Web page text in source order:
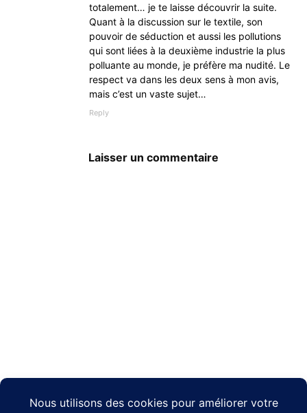
totalement… je te laisse découvrir la suite.
Quant à la discussion sur le textile, son
pouvoir de séduction et aussi les pollutions
qui sont liées à la deuxième industrie la plus
polluante au monde, je préfère ma nudité. Le
respect va dans les deux sens à mon avis,
mais c’est un vaste sujet…
Reply
Laisser un commentaire